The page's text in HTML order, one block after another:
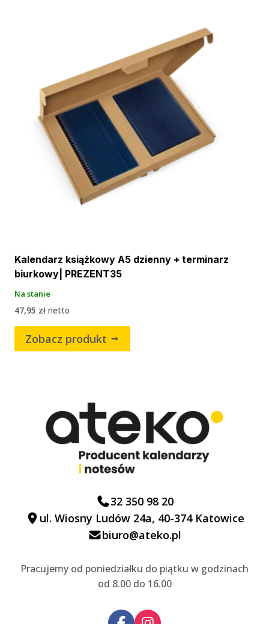
Kalendarz książkowy A5 dzienny + terminarz
biurkowy| PREZENT35
Na stanie
47,95 zł netto
Zobacz produkt
32 350 98 20
ul. Wiosny Ludów 24a, 40-374 Katowice
biuro@ateko.pl
Pracujemy od poniedziałku do piątku w godzinach
od 8.00 do 16.00